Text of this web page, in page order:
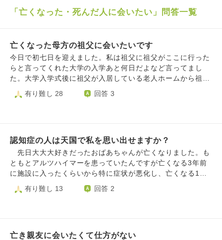
「亡くなった・死んだ人に会いたい」問答一覧
亡くなった母方の祖父に会いたいです
今日で初七日を迎えました。私は祖父に祖父がここに行った
らと言ってくれた大学の入学あと何日だよなど言ってまし
た。大学入学式後に祖父が入居している老人ホームから祖父
の呼吸が変わってきてると言われ行きました。その日は意識
をなくなる前でした。祖父は私がいる方に頭も動かして私の
たですが泣きませんでした。最近は忙しく、考えたとしても
頭の中の一部でしかなかったのですが、祖父の写真や1人の
時間の時もう肉体がなくて寂しいのと会って話しをしたくな
ります。今日は叔母の誕生日、49日は母方の祖母の誕生日、
国家公務員で計算が得意な人でした。亡くなる日も決めてい
有り難し 28 回答 3
認知症の人は天国で私を思い出せますか？
先日大大大好きだったおばあちゃんが亡くなりました。も
ともとアルツハイマーを患っていたんですが亡くなる3年前
に施設に入ったくらいから特に症状が悪化し、亡くなる1年
前くらいは私が誰か、自分が何者なのかもわからない状態で
した。色々な思い出があって、たくさんの大切な人がいて、
あの声が聞けないと思うと辛くて耐えられません。 生前
有り難し 13 回答 2
亡き親友に会いたくて仕方がない